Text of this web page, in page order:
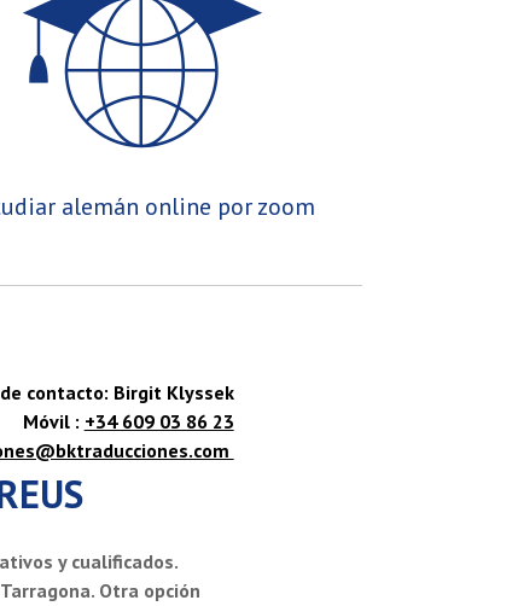
alemán online por zoom
contacto: Birgit Klyssek
Móvil : +34 609 03 86 23
y cualificados.
Otra opción